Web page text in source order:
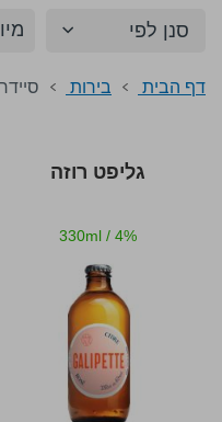
סנן לפי
דף הבית בירות סיידר
גליפט רוזה
330ml / 4%